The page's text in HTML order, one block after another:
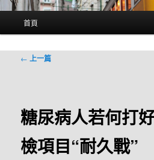
首頁
文
← 上一篇
糖尿病人若何打
檢項目“耐久戰”